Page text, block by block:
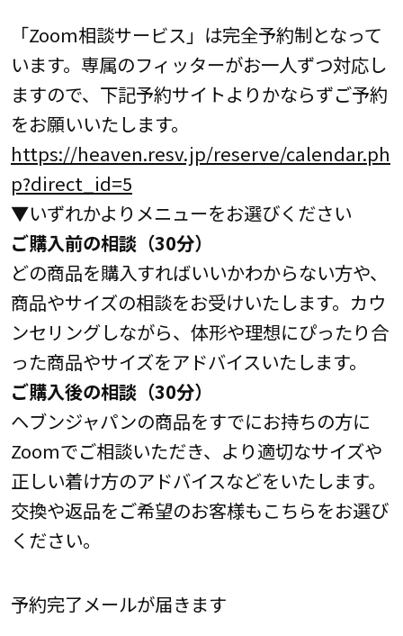
「Zoom相談サービス」は完全予約制となって
います。専属のフィッターがお一人ずつ対応し
ますので、下記予約サイトよりかならずご予約
をお願いいたします。
https://heaven.resv.jp/reserve/calendar.ph
p?direct_id=5
▼いずれかよりメニューをお選びください
ご購入前の相談（30分）
どの商品を購入すればいいかわからない方や、
商品やサイズの相談をお受けいたします。カウ
ンセリングしながら、体形や理想にぴったり合
った商品やサイズをアドバイスいたします。
ご購入後の相談（30分）
ヘブンジャパンの商品をすでにお持ちの方に
Zoomでご相談いただき、より適切なサイズや
正しい着け方のアドバイスなどをいたします。
交換や返品をご希望のお客様もこちらをお選び
ください。
予約完了メールが届きます